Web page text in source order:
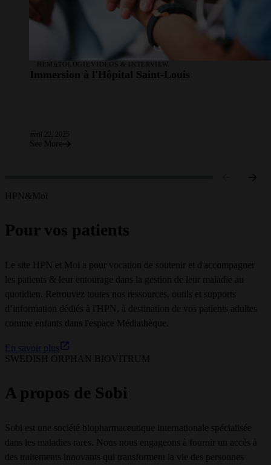
HÉMATOLOGIE VIDÉOS & INTERVIEW
Immersion à l'Hôpital Saint-Louis
avril 22, 2025
See More
HPN&Moi
Pour vos patients
Le site HPN et Moi a pour vocation de soutenir et d'accompagner
les patients & leur entourage dans la gestion de leur maladie au
quotidien. Retrouvez toutes nos ressources, outils et supports
d’information dédiés à l'HPN, à destination de vos patients adultes
comme enfants dans l'espace Médiathèque.
En savoir plus
SWEDISH ORPHAN BIOVITRUM
A propos de Sobi
Sobi est une société biopharmaceutique internationale spécialisée
dans les maladies rares. Nous nous engageons à fournir un accès à
des traitements innovants qui transforment la vie des personnes